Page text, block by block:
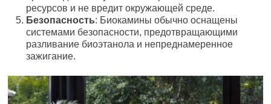
ресурсов и не вредит окружающей среде.
Безопасность: Биокамины обычно оснащены
системами безопасности, предотвращающими
разливание биоэтанола и непреднамеренное
зажигание.